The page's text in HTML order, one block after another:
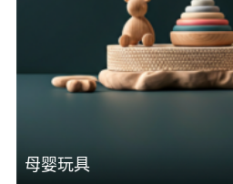
母婴玩具